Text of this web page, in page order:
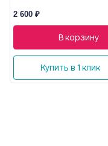
2 600 ₽
В корзину
Купить в 1 клик